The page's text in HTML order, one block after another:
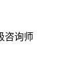
咨询师